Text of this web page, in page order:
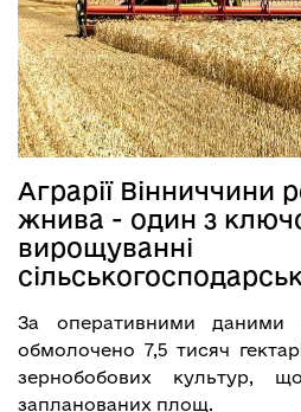
Аграрії Вінниччини
жнива - один з
вирощуванні
За оперативними даними
обмолочено 7,5 тисяч
зернобобових культур,
запланованих площ.